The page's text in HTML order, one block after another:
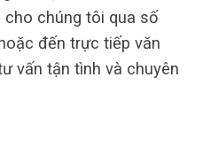
cho chúng tôi qua số
hoặc đến trực tiếp văn
vấn tận tình và chuyên